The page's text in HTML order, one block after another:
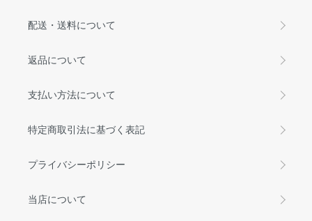
配送・送料について
返品について
支払い方法について
特定商取引法に基づく表記
プライバシーポリシー
当店について